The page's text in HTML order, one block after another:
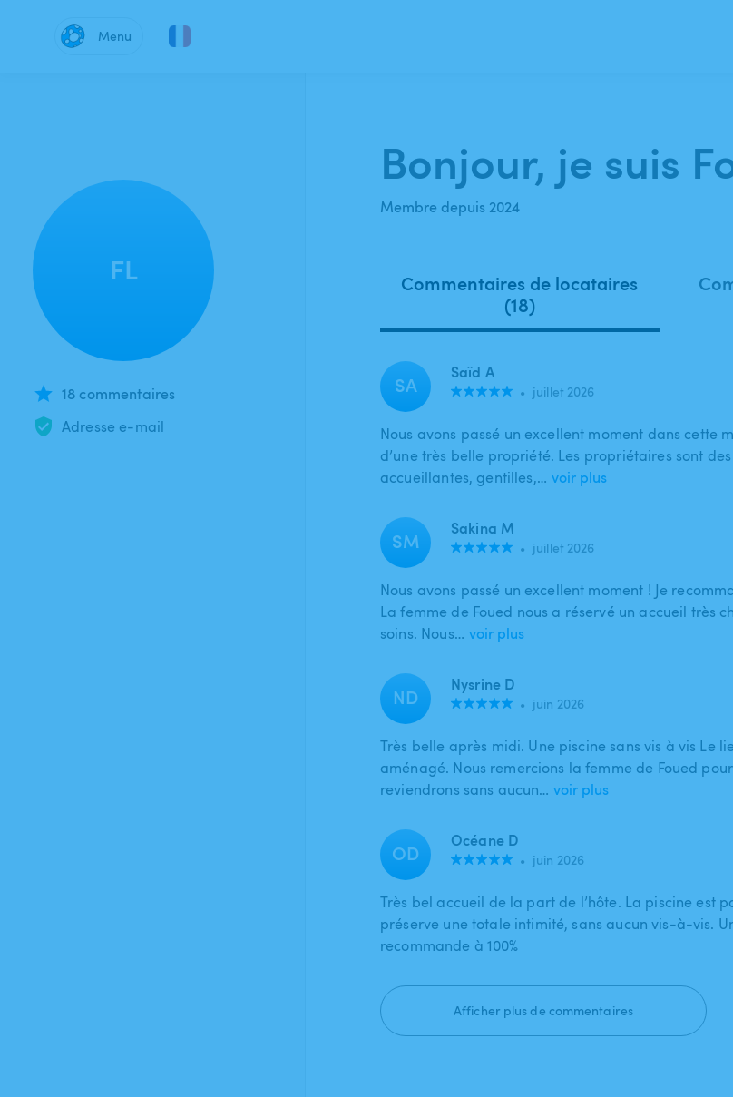
Menu
FL
18 commentaires
Adresse e-mail
Bonjour, je suis
Membre depuis 2024
Commentaires de locataires
(18)
SA Saïd A
• juillet 2026
Nous avons passé un excellent moment dans cette
d’une très belle propriété. Les propriétaires sont
accueillantes, gentilles,… voir plus
SM Sakina M
• juillet 2026
Nous avons passé un excellent moment ! Je
La femme de Foued nous a réservé un accueil très
soins. Nous… voir plus
ND Nysrine D
• juin 2026
Très belle après midi. Une piscine sans vis à vis Le
aménagé. Nous remercions la femme de Foued
reviendrons sans aucun… voir plus
OD Océane D
• juin 2026
Très bel accueil de la part de l’hôte. La piscine est
préserve une totale intimité, sans aucun vis-à-vis.
recommande à 100%
Afficher plus de commentaires